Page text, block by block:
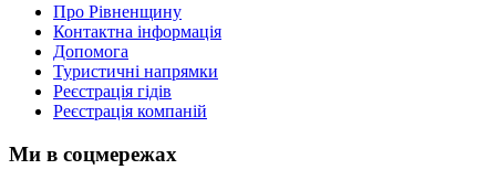
Про Рівненщину
Контактна інформація
Допомога
Туристичні напрямки
Реєстрація гідів
Реєстрація компаній
Ми в соцмережах